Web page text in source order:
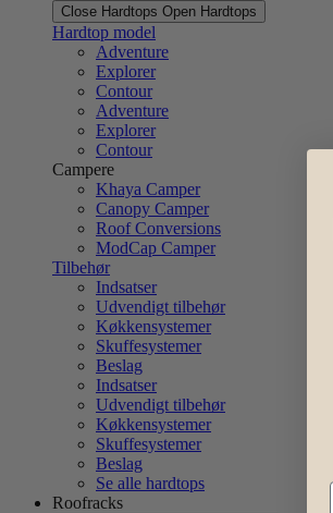
Close Hardtops Open Hardtops
Hardtop model
Adventure
Explorer
Contour
Adventure
Explorer
Contour
Campere
Khaya Camper
Canopy Camper
Roof Conversions
ModCap Camper
Tilbehør
Indsatser
Udvendigt tilbehør
Køkkensystemer
Skuffesystemer
Beslag
Indsatser
Udvendigt tilbehør
Køkkensystemer
Skuffesystemer
Beslag
Se alle hardtops
Roofracks